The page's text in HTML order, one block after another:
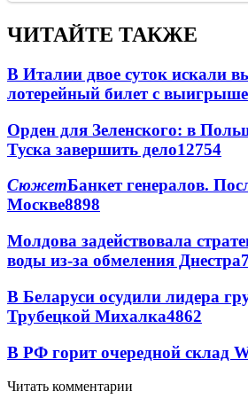
ЧИТАЙТЕ ТАКЖЕ
В Италии двое суток искали
лотерейный билет с
Орден для Зеленского: в
Туска завершить дело12754
СюжетБанкет генералов.
Москве8898
Молдова задействовала
воды из-за обмеления Днестра
В Беларуси осудили лидера
Трубецкой Михалка4862
В РФ горит очередной склад
Читать комментарии